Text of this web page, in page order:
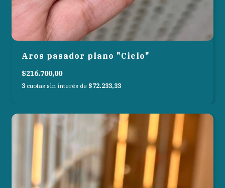
Aros pasador plano "Cielo"
$216.700,00
3 cuotas sin interés de $72.233,33